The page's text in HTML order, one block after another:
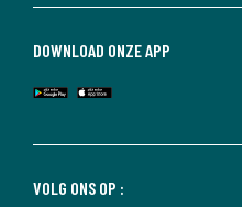
VOLG ONS OP :
DOWNLOAD ONZE APP